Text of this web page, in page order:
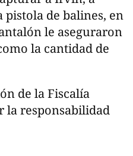
de balines, en
le aseguraron
la cantidad de
de la Fiscalía
la responsabilidad